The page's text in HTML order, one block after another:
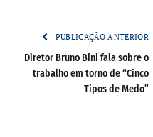
PUBLICAÇÃO ANTERIOR
Diretor Bruno Bini fala sobre o
trabalho em torno de “Cinco
Tipos de Medo”